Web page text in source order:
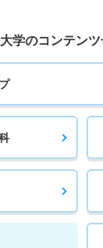
学のコンテン